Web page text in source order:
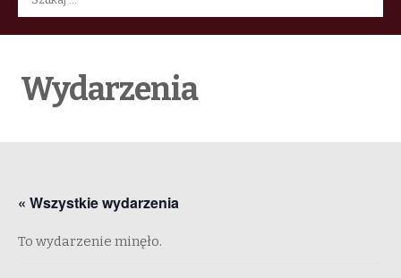
Wydarzenia
« Wszystkie wydarzenia
To wydarzenie minęło.